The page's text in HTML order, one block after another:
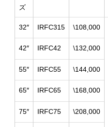
ズ
32″ IRFC315 \108,000
42″ IRFC42 \132,000
55″ IRFC55 \144,000
65″ IRFC65 \168,000
75″ IRFC75 \208,000